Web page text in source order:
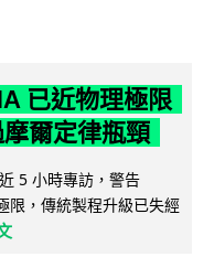
已近物理極限
爾定律瓶頸
5 小時專訪，警告
限，傳統製程升級已失經